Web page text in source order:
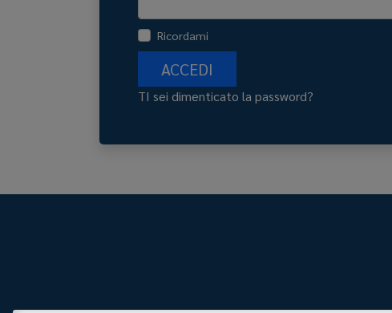
Ricordami
ACCEDI
TI sei dimenticato la password?